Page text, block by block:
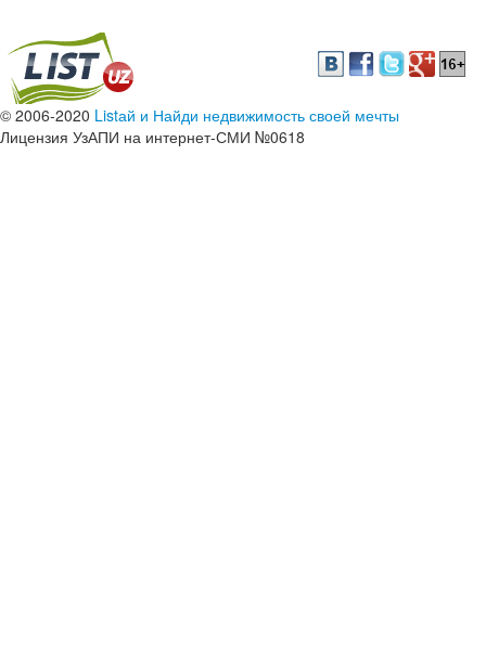
© 2006-2020 Listай и Найди недвижимость своей мечты
Лицензия УзАПИ на интернет-СМИ №0618